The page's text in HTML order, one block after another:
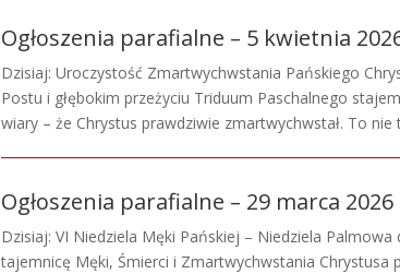
Ogłoszenia parafialne – 5 kwietnia
Dzisiaj: Uroczystość Zmartwychwstania Pańskiego
Postu i głębokim przeżyciu Triduum Paschalnego
wiary – że Chrystus prawdziwie zmartwychwstał. To nie
Ogłoszenia parafialne – 29 marca 2026
Dzisiaj: VI Niedziela Męki Pańskiej – Niedziela
tajemnicę Męki, Śmierci i Zmartwychwstania Chrystusa